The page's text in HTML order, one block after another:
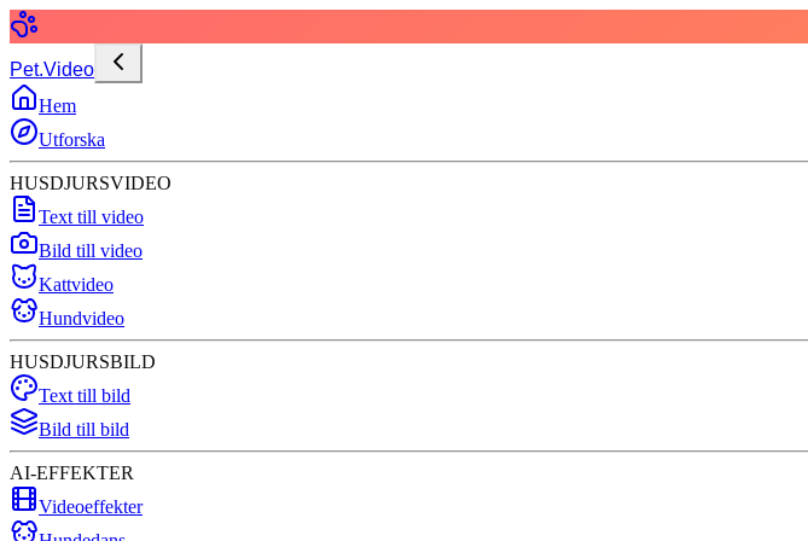
Pet.Video
Hem
Utforska
HUSDJURSVIDEO
Text till video
Bild till video
Kattvideo
Hundvideo
HUSDJURSBILD
Text till bild
Bild till bild
AI-EFFEKTER
Videoeffekter